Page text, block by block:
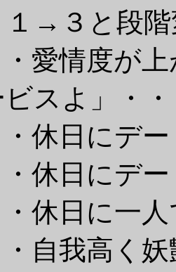
１→３と段階
愛情度が
スよ」・・
休日にデ
休日にデ
休日に一
自我高く